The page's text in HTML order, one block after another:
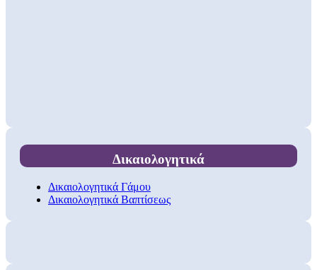
Δικαιολογητικά
Δικαιολογητικά Γάμου
Δικαιολογητικά Βαπτίσεως